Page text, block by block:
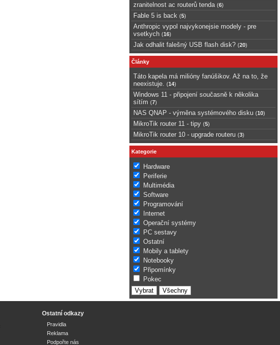
zranitelnost ac routerů tenda (6)
Fable 5 is back (5)
Anthropic vypol najvykonejsie modely - pre
vsetkych (16)
Jak odhalit falešný USB flash disk? (20)
Články
Táto kapela má milióny fanúšikov. Až na to, že
neexistuje.
(14)
Windows 11 - připojení současně k několika
sítím (7)
NAS QNAP - výměna systémového disku (10)
MikroTik router 11 - tipy (5)
MikroTik router 10 - upgrade routeru (3)
Kategorie
Hardware
Periferie
Multimédia
Software
Programování
Internet
Operační systémy
PC sestavy
Ostatní
Mobily a tablety
Notebooky
Připomínky
Pokec
Ostatní odkazy
Pravidla
Reklama
Podpořte nás